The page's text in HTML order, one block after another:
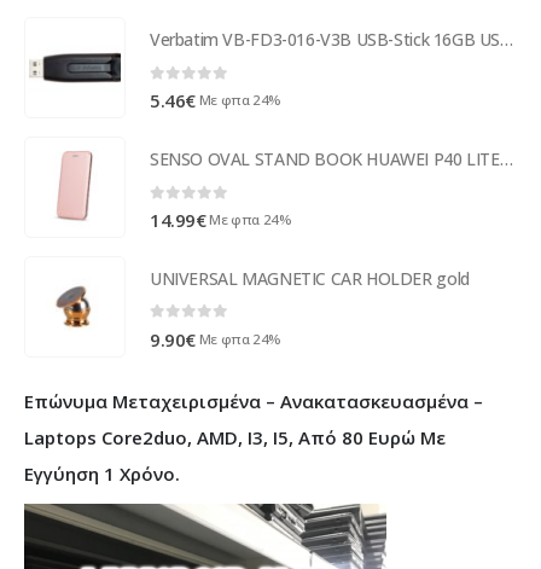
Verbatim VB-FD3-016-V3B USB-Stick 16GB USB 3.0 49172
0 out of 5
5.46€ Με φπα 24%
SENSO OVAL STAND BOOK HUAWEI P40 LITE E rose gold
14.99€ Με φπα 24%
UNIVERSAL MAGNETIC CAR HOLDER gold
9.90€ Με φπα 24%
Επώνυμα Μεταχειρισμένα – Ανακατασκευασμένα –
Laptops Core2duo, AMD, I3, I5, Από 80 Ευρώ Με
Εγγύηση 1 Χρόνο.